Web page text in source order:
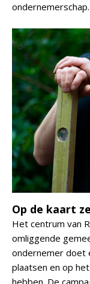
ondernemerschap.
Op de kaart
Het centrum van
omliggende
ondernemer doet
plaatsen en op
hebben. De